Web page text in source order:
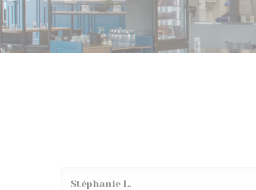
Stéphanie L